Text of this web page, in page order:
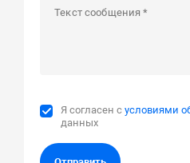
Я согласен сусловиями
данных